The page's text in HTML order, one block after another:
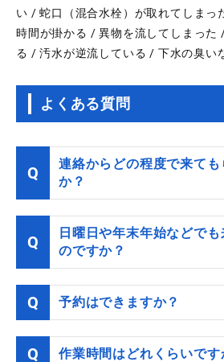
い / 蛇口（混合水栓）が取れてしまっ
時間が掛かる / 異物を流してしまった
る / 汚水が逆流している / 下水の臭い
よくある質問
連絡からどの程度で来ても
か？
日曜日や年末年始などで
のですか？
予約はできますか？
作業時間はどれくらいです